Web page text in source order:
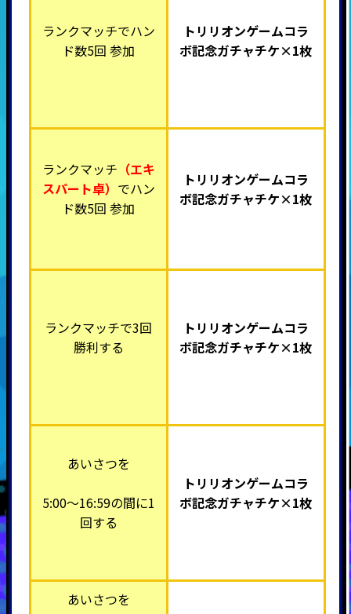
ランクマッチでハン
ド数5回 参加
トリリオンゲームコラ
ボ記念ガチャチケ×1枚
ランクマッチ （エキ
スパート卓） でハン
ド数5回 参加
トリリオンゲームコラ
ボ記念ガチャチケ×1枚
ランクマッチで3回
勝利する
トリリオンゲームコラ
ボ記念ガチャチケ×1枚
あいさつを
5:00～16:59の間に1
回する
トリリオンゲームコラ
ボ記念ガチャチケ×1枚
あいさつを